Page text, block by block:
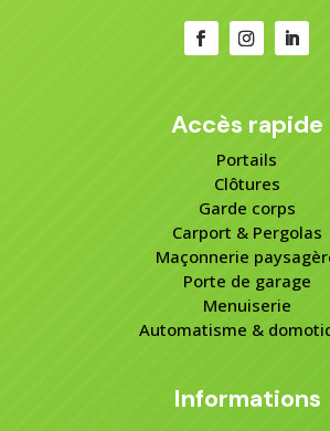
Accès rapide
Portails
Clôtures
Garde corps
Carport & Pergolas
Maçonnerie
Porte de garage
Menuiserie
Automatisme &
Informations